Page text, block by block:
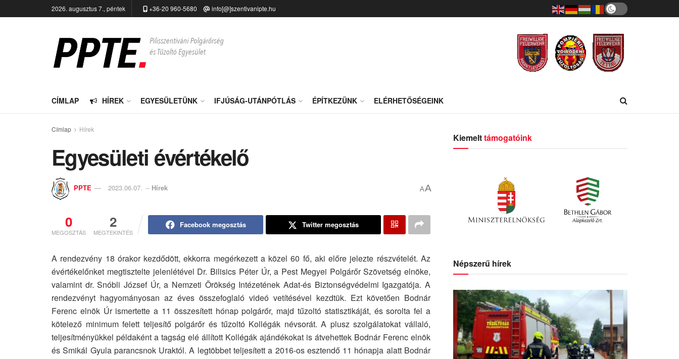
2026. augusztus 7., péntek +36-20 960-5680 info[@]szentivanipte.hu
CÍMLAP HÍREK EGYESÜLETÜNK IFJÚSÁG-UTÁNPÓTLÁS ÉPÍTKEZÜNK ELÉRHETŐSÉGEINK
Címlap Hírek
Egyesületi évértékelő
PPTE 2023.06.07. -- Hírek AA
0
MEGOSZTÁS
2
MEGTEKINTÉS
Facebook megosztás Twitter megosztás
A rendezvény 18 órakor kezdődött, ekkorra megérkezett a közel 60 fő, aki előre jelezte részvételét. Az
évértékelőnket megtisztelte jelenlétével Dr. Bilisics Péter Úr, a Pest Megyei Polgárőr Szövetség elnöke,
valamint dr. Snóbli József Úr, a Nemzeti Örökség Intézetének Adat-és Biztonségvédelmi Igazgatója. A
rendezvényt hagyományosan az éves összefoglaló videó vetítésével kezdtük. Ezt követően Bodnár
Ferenc elnök Úr ismertette a 11 összesített hónap polgárőr, majd tűzoltó statisztikáját, és sorolta fel a
kötelező minimum felett teljesítő polgárőr és tűzoltó Kollégák névsorát. A plusz szolgálatokat vállaló,
teljesítményükkel példaként a tagság elé állított Kollégák ajándékokat is átvehettek Bodnár Ferenc elnök
és Smikál Gyula parancsnok Uraktól. A legtöbbet teljesített a 2016-os esztendő 11 hónapja alatt Bodnár
Kiemelttámogatóink
Népszerű hírek